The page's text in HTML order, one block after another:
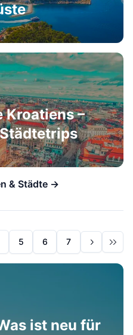
Kroatiens –
& Städte →
5 6 7
ist neu für